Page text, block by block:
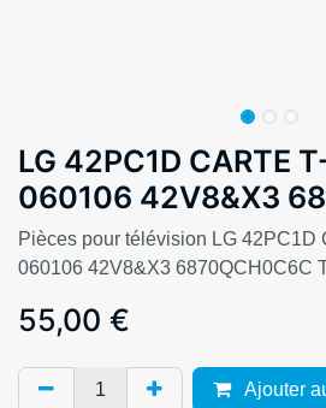
LG 42PC1D CARTE
060106 42V8&X3
Pièces pour télévision LG 42PC1D
060106 42V8&X3 6870QCH0C6C
55,00 €
Ajouter